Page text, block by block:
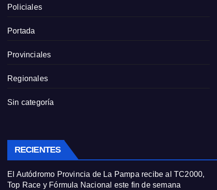
Policiales
Portada
Provinciales
Regionales
Sin categoría
RECIENTES
El Autódromo Provincia de La Pampa recibe al TC2000,
Top Race y Fórmula Nacional este fin de semana